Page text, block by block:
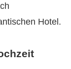
Hotel.